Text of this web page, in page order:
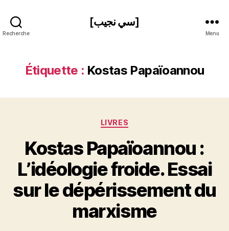
Recherche
[سي نجيب]
Menu
Étiquette : Kostas Papaïoannou
Catégories
LIVRES
Kostas Papaïoannou :
L’idéologie froide. Essai
sur le dépérissement du
marxisme
a